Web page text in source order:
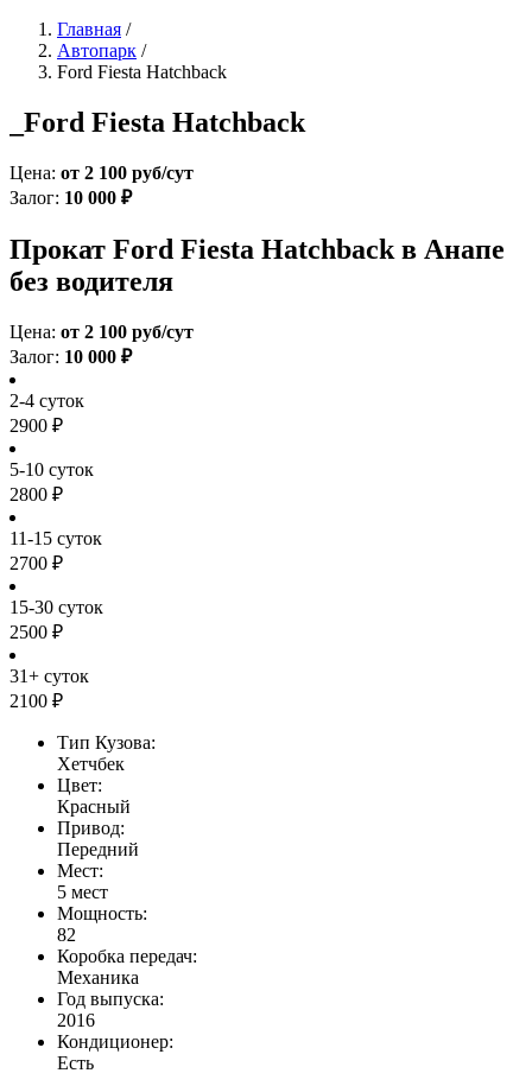
Главная /
Автопарк /
Ford Fiesta Hatchback
_Ford Fiesta Hatchback
Цена: от 2 100 руб/сут
Залог: 10 000 ₽
Прокат Ford Fiesta Hatchback в Анапе
без водителя
Цена: от 2 100 руб/сут
Залог: 10 000 ₽
2-4 суток
2900 ₽
5-10 суток
2800 ₽
11-15 суток
2700 ₽
15-30 суток
2500 ₽
31+ суток
2100 ₽
Тип Кузова:
Хетчбек
Цвет:
Красный
Привод:
Передний
Мест:
5 мест
Мощность:
82
Коробка передач:
Механика
Год выпуска:
2016
Кондиционер:
Есть